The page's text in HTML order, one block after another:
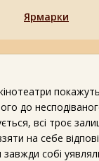
Ярмарки
до
всі троє
на себе
собі